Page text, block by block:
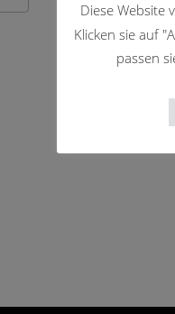
Google Kalender
Diese Website
Klicken sie auf
passen